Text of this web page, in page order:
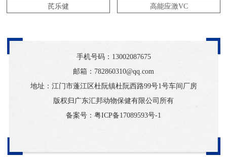
芪乐健 高能应激VC
手机号码： 13002087675
邮箱：782860310@qq.com
地址：江门市蓬江区杜阮镇杜阮西路99号1号车间厂房
版权归广东汇邦动物保健有限公司所有
备案号： 粤ICP备17089593号-1